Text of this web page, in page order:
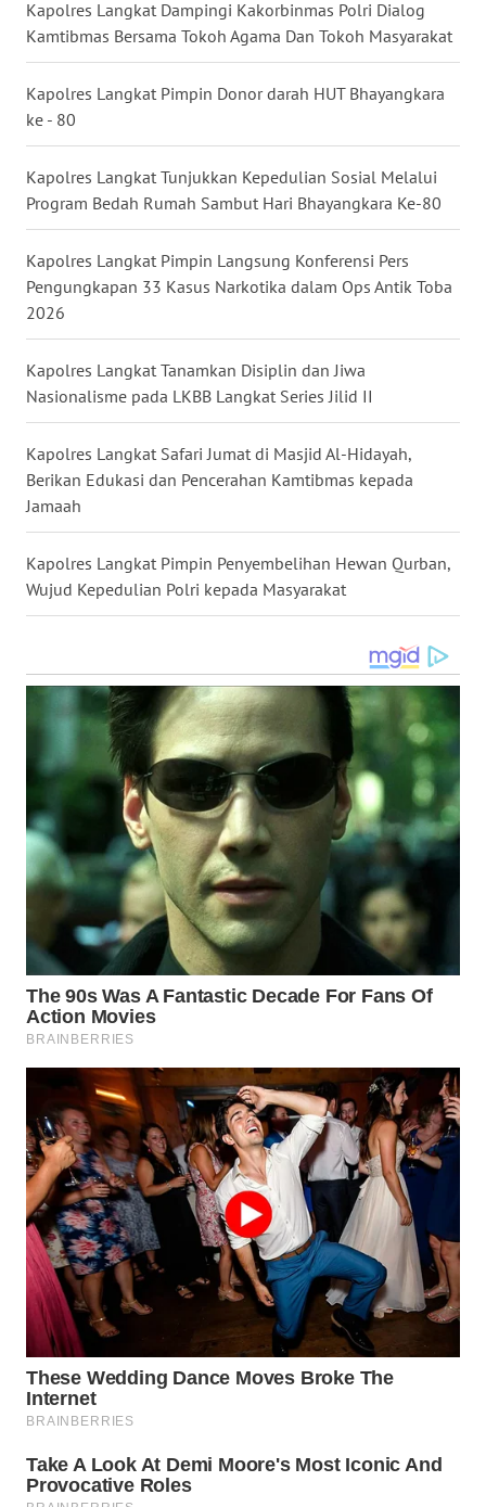
Kapolres Langkat Dampingi Kakorbinmas Polri Dialog
Kamtibmas Bersama Tokoh Agama Dan Tokoh Masyarakat
Kapolres Langkat Pimpin Donor darah HUT Bhayangkara
ke - 80
Kapolres Langkat Tunjukkan Kepedulian Sosial Melalui
Program Bedah Rumah Sambut Hari Bhayangkara Ke-80
Kapolres Langkat Pimpin Langsung Konferensi Pers
Pengungkapan 33 Kasus Narkotika dalam Ops Antik Toba
2026
Kapolres Langkat Tanamkan Disiplin dan Jiwa
Nasionalisme pada LKBB Langkat Series Jilid II
Kapolres Langkat Safari Jumat di Masjid Al-Hidayah,
Berikan Edukasi dan Pencerahan Kamtibmas kepada
Jamaah
Kapolres Langkat Pimpin Penyembelihan Hewan Qurban,
Wujud Kepedulian Polri kepada Masyarakat
WN
MALUKU
WN
MALUT
WN
WN
DANAU
TOBA
WN
NIAS
WN
LANGKAT
TAPANULI
SELATAN
TANJUNG
LESUNG
WN
KARO
SIMALUNGUN
LABUHANBATU
WN
TAPANULI
TENGAH
WN DELI
SERDANG
WN
TEBING
TINGGI
WN
PAKPAK
WN
KARAWANG
BEKASI